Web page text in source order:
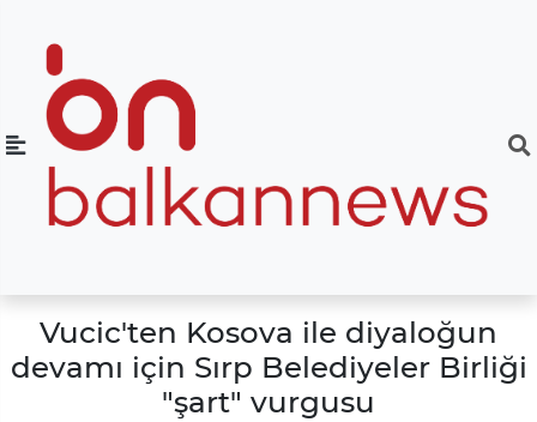
Vucic'ten Kosova ile diyaloğun
devamı için Sırp Belediyeler Birliği
"şart" vurgusu